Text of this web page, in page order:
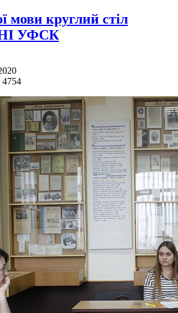
мови круглий стіл
УФСК
4754